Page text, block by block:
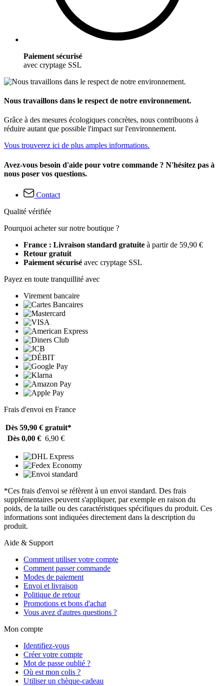
Paiement sécurisé
avec cryptage SSL
Nous travaillons dans le respect de notre environnement.
Grâce à des mesures écologiques concrètes, nous contribuons à
réduire autant que possible l'impact sur l'environnement.
Vous trouverez ici de plus amples informations.
Avez-vous besoin d'aide pour votre commande ? N'hésitez pas à
nous poser vos questions.
Contact
Qualité vérifiée
Pourquoi acheter sur notre boutique ?
France : Livraison standard gratuite à partir de 59,90 €
Retour gratuit
Paiement sécurisé avec cryptage SSL
Payez en toute tranquillité avec
Virement bancaire
Frais d'envoi en France
Dès 59,90 € gratuit*
Dès 0,00 € 6,90 €
*Ces frais d'envoi se réfèrent à un envoi standard. Des frais
supplémentaires peuvent s'appliquer, par exemple en raison du
poids, de la taille ou des caractéristiques spécifiques du produit. Ces
informations sont indiquées directement dans la description du
produit.
Aide & Support
Comment utiliser votre compte
Comment passer commande
Modes de paiement
Envoi et livraison
Politique de retour
Promotions et bons d'achat
Vous avez d'autres questions ?
Mon compte
Identifiez-vous
Créer votre compte
Mot de passe oublié ?
Où est mon colis ?
Utiliser un chèque-cadeau